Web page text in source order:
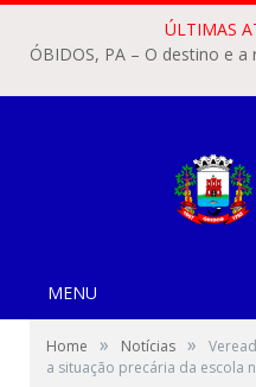
ÚLTIMAS
MENU
Home » Notícias »
a situação precária da escola